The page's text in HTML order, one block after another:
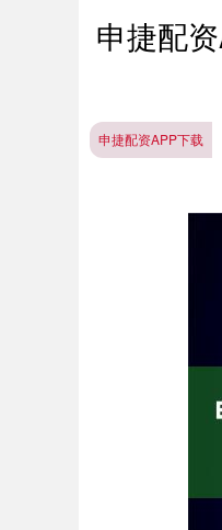
申捷配
申捷配资APP下载